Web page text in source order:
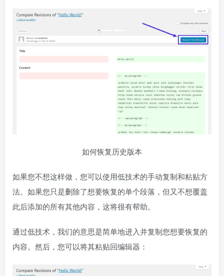
如何恢复历史版本
如果您不想这样做，您可以使用低技术的手动复制和粘贴方
法。如果您只是删除了想要恢复的单个段落，但又不想覆盖
此后添加的所有其他内容，这将很有帮助。
通过低技术，我们的意思是简单地进入并复制您想要恢复的
内容。然后，您可以将其粘贴回编辑器：